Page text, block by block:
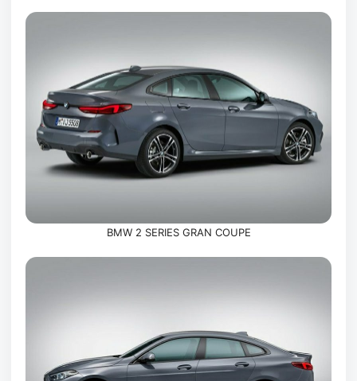
BMW 2 SERIES GRAN COUPE